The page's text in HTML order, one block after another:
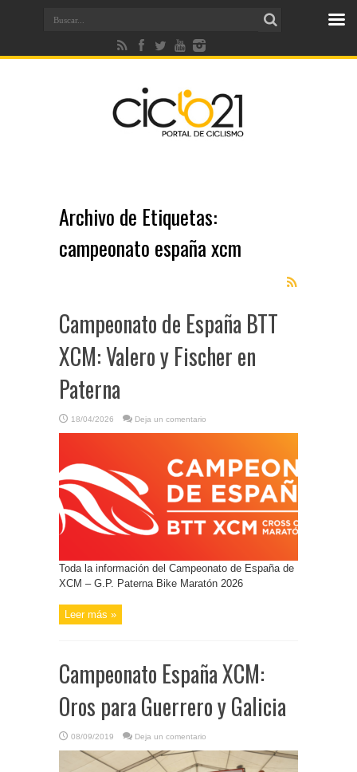
Archivo de Etiquetas:
campeonato españa xcm
Campeonato de España BTT
XCM: Valero y Fischer en
Paterna
18/04/2026 Deja un comentario
Toda la información del Campeonato de España de
XCM – G.P. Paterna Bike Maratón 2026
Leer más »
Campeonato España XCM:
Oros para Guerrero y Galicia
08/09/2019 Deja un comentario